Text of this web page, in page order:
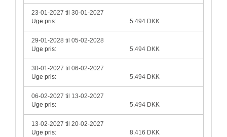
23-01-2027 til 30-01-2027
Uge pris:
5.494 DKK
29-01-2028 til 05-02-2028
Uge pris:
5.494 DKK
30-01-2027 til 06-02-2027
Uge pris:
5.494 DKK
06-02-2027 til 13-02-2027
Uge pris:
5.494 DKK
13-02-2027 til 20-02-2027
Uge pris:
8.416 DKK